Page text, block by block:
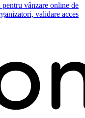
vânzare online de
validare acces